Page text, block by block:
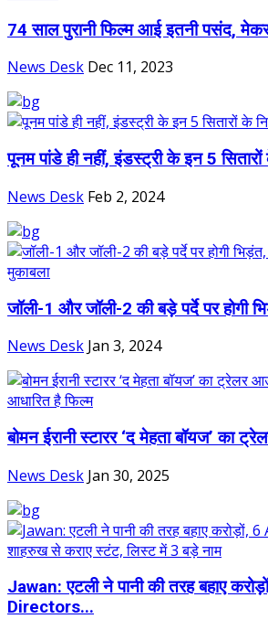
74 साल पुरानी फिल्म आई इतनी पसंद,
News Desk Dec 11, 2023
पूनम पांडे ही नहीं, इंडस्ट्री के इन 5
News Desk Feb 2, 2024
जॉली-1 और जॉली-2 की बड़े पर्दे पर होगी
News Desk Jan 3, 2024
बोमन ईरानी स्टारर ‘द मेहता बॉयज’ का
News Desk Jan 30, 2025
Jawan: एटली ने पानी की तरह बहाए
Directors...